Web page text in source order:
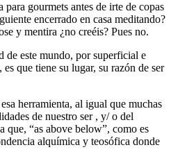
para gourmets antes de irte de copas
encerrado en casa meditando?
y mentira ¿no creéis? Pues no.
de este mundo, por superficial e
que tiene su lugar, su razón de ser
herramienta, al igual que muchas
de nuestro ser , y/ o del
que, “as above below”, como es
alquímica y teosófica donde